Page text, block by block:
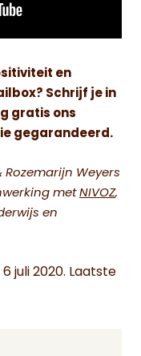
en
Schrijf je in
gratis ons
gegarandeerd.
Rozemarijn Weyers
met NIVOZ,
en
juli 2020. Laatste